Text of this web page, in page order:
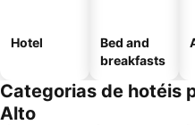
Hotel
Bed and
breakfasts
Categorias de hotéis
Alto